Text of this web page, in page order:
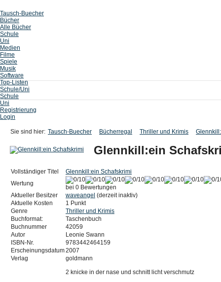
Tausch-Buecher
Bücher
Alle Bücher
Schule
Uni
Medien
Filme
Spiele
Musik
Software
Top-Listen
Schule/Uni
Schule
Uni
Registrierung
Login
Sie sind hier: Tausch-Buecher Bücherregal Thriller und Krimis
Glennkill:ein
Vollständiger Titel
Glennkill:ein Schafskrimi
Wertung
bei 0 Bewertungen
Aktueller Besitzer
waveangel (derzeit inaktiv)
Aktuelle Kosten
1 Punkt
Genre
Thriller und Krimis
Buchformat:
Taschenbuch
Buchnummer
42059
Autor
Leonie Swann
ISBN-Nr.
9783442464159
Erscheinungsdatum2007
Verlag
goldmann
2 knicke in der nase und schnitt licht verschmutz